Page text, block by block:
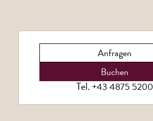
Tel.+43 4875 5200
Anfragen
Buchen